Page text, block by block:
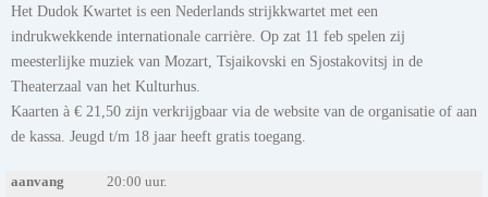
Het Dudok Kwartet is een Nederlands strijkkwartet met een
indrukwekkende internationale carrière. Op zat 11 feb spelen zij
meesterlijke muziek van Mozart, Tsjaikovski en Sjostakovitsj in de
Theaterzaal van het Kulturhus.
Kaarten à € 21,50 zijn verkrijgbaar via de website van de organisatie of aan
de kassa. Jeugd t/m 18 jaar heeft gratis toegang.
aanvang
20:00 uur.